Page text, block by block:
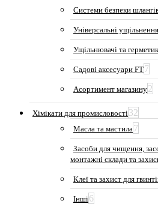
Системи безпеки
Універсальні ущільнення
Ущільнювачі та
Садові аксесуари FT7
Асортимент магазину2
Хімікати для промисловості 32
Масла та мастила 7
Засоби для чищення,
монтажні склади та
Клеї та захист для
Інші 6